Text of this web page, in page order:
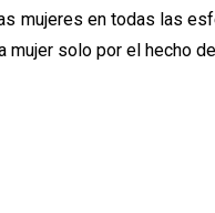
mujeres en todas las
solo por el hecho